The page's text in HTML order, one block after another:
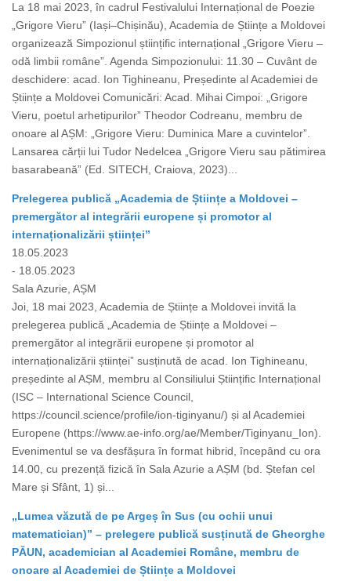
La 18 mai 2023, în cadrul Festivalului Internațional de Poezie
„Grigore Vieru” (Iași–Chișinău), Academia de Științe a Moldovei
organizează Simpozionul științific internațional „Grigore Vieru –
odă limbii române”. Agenda Simpozionului: 11.30 – Cuvânt de
deschidere: acad. Ion Tighineanu, Președinte al Academiei de
Științe a Moldovei Comunicări: Acad. Mihai Cimpoi: „Grigore
Vieru, poetul arhetipurilor” Theodor Codreanu, membru de
onoare al AȘM: „Grigore Vieru: Duminica Mare a cuvintelor”.
Lansarea cărții lui Tudor Nedelcea „Grigore Vieru sau pătimirea
basarabeană” (Ed. SITECH, Craiova, 2023)...
Prelegerea publică „Academia de Științe a Moldovei –
premergător al integrării europene și promotor al
internaționalizării științei”
18.05.2023
- 18.05.2023
Sala Azurie, AȘM
Joi, 18 mai 2023, Academia de Științe a Moldovei invită la
prelegerea publică „Academia de Științe a Moldovei –
premergător al integrării europene și promotor al
internaționalizării științei” susținută de acad. Ion Tighineanu,
președinte al AȘM, membru al Consiliului Științific Internațional
(ISC – International Science Council,
https://council.science/profile/ion-tiginyanu/) și al Academiei
Europene (https://www.ae-info.org/ae/Member/Tiginyanu_Ion).
Evenimentul se va desfășura în format hibrid, începând cu ora
14.00, cu prezență fizică în Sala Azurie a AȘM (bd. Ștefan cel
Mare și Sfânt, 1) și...
„Lumea văzută de pe Argeș în Sus (cu ochii unui
matematician)” – prelegere publică susținută de Gheorghe
PĂUN, academician al Academiei Române, membru de
onoare al Academiei de Științe a Moldovei